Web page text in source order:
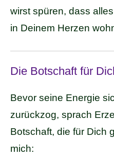
wirst spüren, dass
in Deinem Herzen
Die Botschaft für
Bevor seine Energie
zurückzog, sprach
Botschaft, die für Dich
mich: